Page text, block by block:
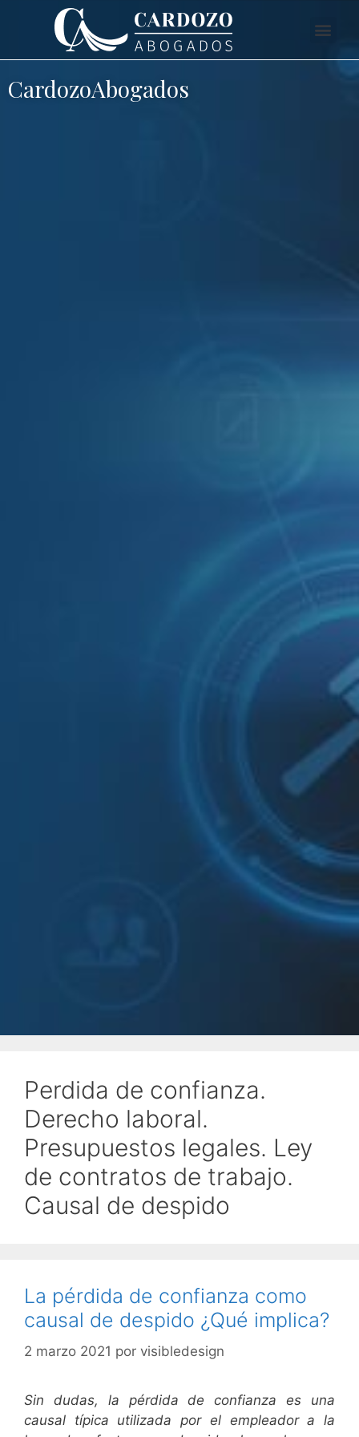
CardozoAbogados
Perdida de confianza.
Derecho laboral.
Presupuestos legales. Ley
de contratos de trabajo.
Causal de despido
La pérdida de confianza como
causal de despido ¿Qué implica?
2 marzo 2021 por visibledesign
Sin dudas, la pérdida de confianza es una
causal típica utilizada por el empleador a la